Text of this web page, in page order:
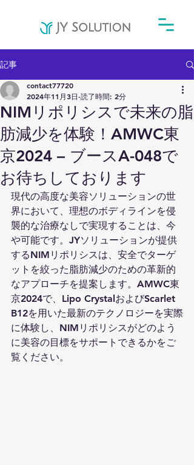
記事
NIMリポリシスで未来の脂
肪減少を体験！AMWC東
京2024 – ブースA-048で
お待ちしております
contact77720
2024年11月3日 読了時間: 2分
現代の高度な美容ソリューションの世
界において、理想のボディラインを侵
襲的な治療なしで実現することは、今
や可能です。JYソリューションが提供
するNIMリポリシスは、安全でターゲ
ットを絞った脂肪減少のための革新的
なアプローチを提案します。AMWC東
京2024で、Lipo CrystalおよびScarlet
B12を用いた最新のテクノロジーを実際
に体験し、NIMリポリシスがどのよう
に美容の目標をサポートできるかをご
覧ください。